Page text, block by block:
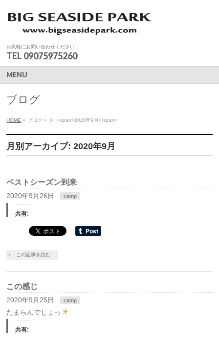
お気軽にお問い合わせください
TEL 09075975260
MENU
ブログ
HOME » ブログ » 月: <span>2020年9月</span>
月別アーカイブ: 2020年9月
ベストシーズン到来
2020年9月26日 camp
共有:
この記事を読む
この感じ
2020年9月25日 camp
たまらんでしょっ
共有: